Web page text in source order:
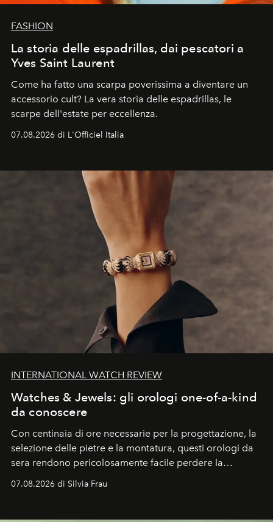
FASHION
La storia delle espadrillas, dai pescatori a
Yves Saint Laurent
Come ha fatto una scarpa poverissima a diventare un
accessorio cult? La vera storia delle espadrillas, le
scarpe dell'estate per eccellenza.
07.08.2026 di L'Officiel Italia
INTERNATIONAL WATCH REVIEW
Watches & Jewels: gli orologi one-of-a-kind
da conoscere
Con centinaia di ore necessarie per la progettazione, la
selezione delle pietre e la montatura, questi orologi da
sera rendono pericolosamente facile perdere la
cognizione del tempo. Ma con quadranti così
07.08.2026 di Silvia Frau